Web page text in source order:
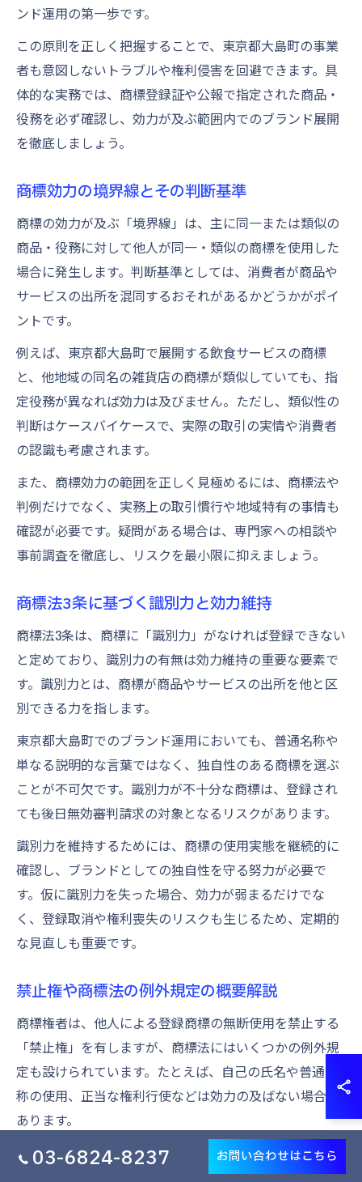
ンド運用の第一歩です。
この原則を正しく把握することで、東京都大島町の事業
者も意図しないトラブルや権利侵害を回避できます。具
体的な実務では、商標登録証や公報で指定された商品・
役務を必ず確認し、効力が及ぶ範囲内でのブランド展開
を徹底しましょう。
商標効力の境界線とその判断基準
商標の効力が及ぶ「境界線」は、主に同一または類似の
商品・役務に対して他人が同一・類似の商標を使用した
場合に発生します。判断基準としては、消費者が商品や
サービスの出所を混同するおそれがあるかどうかがポイ
ントです。
例えば、東京都大島町で展開する飲食サービスの商標
と、他地域の同名の雑貨店の商標が類似していても、指
定役務が異なれば効力は及びません。ただし、類似性の
判断はケースバイケースで、実際の取引の実情や消費者
の認識も考慮されます。
また、商標効力の範囲を正しく見極めるには、商標法や
判例だけでなく、実務上の取引慣行や地域特有の事情も
確認が必要です。疑問がある場合は、専門家への相談や
事前調査を徹底し、リスクを最小限に抑えましょう。
商標法3条に基づく識別力と効力維持
商標法3条は、商標に「識別力」がなければ登録できない
と定めており、識別力の有無は効力維持の重要な要素で
す。識別力とは、商標が商品やサービスの出所を他と区
別できる力を指します。
東京都大島町でのブランド運用においても、普通名称や
単なる説明的な言葉ではなく、独自性のある商標を選ぶ
ことが不可欠です。識別力が不十分な商標は、登録され
ても後日無効審判請求の対象となるリスクがあります。
識別力を維持するためには、商標の使用実態を継続的に
確認し、ブランドとしての独自性を守る努力が必要で
す。仮に識別力を失った場合、効力が弱まるだけでな
く、登録取消や権利喪失のリスクも生じるため、定期的
な見直しも重要です。
禁止権や商標法の例外規定の概要解説
商標権者は、他人による登録商標の無断使用を禁止する
「禁止権」を有しますが、商標法にはいくつかの例外規
定も設けられています。たとえば、自己の氏名や普通名
称の使用、正当な権利行使などは効力の及ばない場合が
あります。
東京都大島町での事業展開時にも、他人の登録商標であ
っても例外規定に該当する場合は侵害とならないケース
03-6824-8237 お問い合わせはこちら